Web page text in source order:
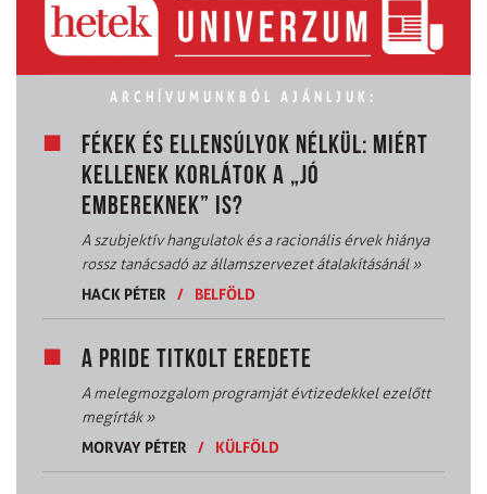
ARCHÍVUMUNKBÓL AJÁNLJUK:
FÉKEK ÉS ELLENSÚLYOK NÉLKÜL: MIÉRT
KELLENEK KORLÁTOK A „JÓ
EMBEREKNEK” IS?
A szubjektív hangulatok és a racionális érvek hiánya
rossz tanácsadó az államszervezet átalakításánál»
HACK PÉTER
/ BELFÖLD
A PRIDE TITKOLT EREDETE
A melegmozgalom programját évtizedekkel ezelőtt
megírták»
MORVAY PÉTER
/ KÜLFÖLD